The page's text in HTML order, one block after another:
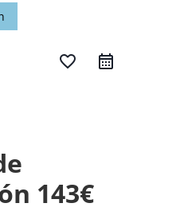
favorite_border
143€